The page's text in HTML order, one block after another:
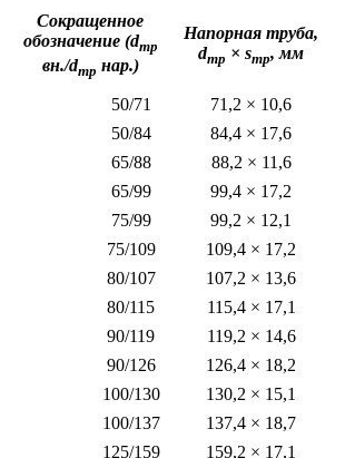
Сокращенное
обозначение (dтр
вн./dтр нар.)
Напорная труба,
dтр × sтр, мм
50/71 71,2 × 10,6
50/84
84,4 × 17,6
65/88
88,2 × 11,6
65/99
99,4 × 17,2
75/99
99,2 × 12,1
75/109
109,4 × 17,2
80/107
107,2 × 13,6
80/115
115,4 × 17,1
90/119
119,2 × 14,6
90/126
126,4 × 18,2
100/130
130,2 × 15,1
100/137
137,4 × 18,7
125/159
159,2 × 17,1